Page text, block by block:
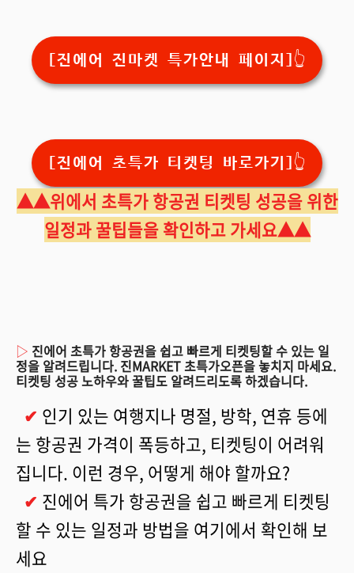
[진에어 진마켓 특가안내 페이지]👆️
[진에어 초특가 티켓팅 바로가기]👆️
▲▲위에서 초특가 항공권 티켓팅 성공을 위한
일정과 꿀팁들을 확인하고 가세요▲▲
▷ 진에어 초특가 항공권을 쉽고 빠르게 티켓팅할 수 있는 일
정을 알려드립니다. 진MARKET 초특가오픈을 놓치지 마세요.
티켓팅 성공 노하우와 꿀팁도 알려드리도록 하겠습니다.
✔ 인기 있는 여행지나 명절, 방학, 연휴 등에
는 항공권 가격이 폭등하고, 티켓팅이 어려워
집니다. 이런 경우, 어떻게 해야 할까요?
✔ 진에어 특가 항공권을 쉽고 빠르게 티켓팅
할 수 있는 일정과 방법을 여기에서 확인해 보
세요